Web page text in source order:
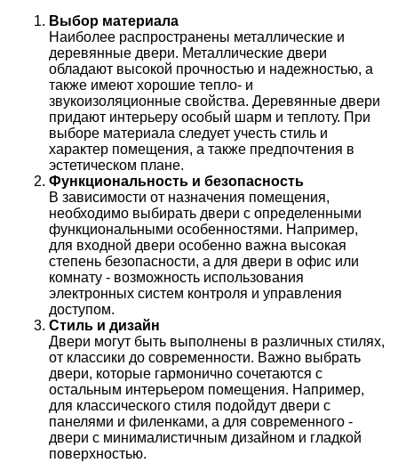
Выбор материала
Наиболее распространены металлические и
деревянные двери. Металлические двери
обладают высокой прочностью и надежностью, а
также имеют хорошие тепло- и
звукоизоляционные свойства. Деревянные двери
придают интерьеру особый шарм и теплоту. При
выборе материала следует учесть стиль и
характер помещения, а также предпочтения в
эстетическом плане.
Функциональность и безопасность
В зависимости от назначения помещения,
необходимо выбирать двери с определенными
функциональными особенностями. Например,
для входной двери особенно важна высокая
степень безопасности, а для двери в офис или
комнату - возможность использования
электронных систем контроля и управления
доступом.
Стиль и дизайн
Двери могут быть выполнены в различных стилях,
от классики до современности. Важно выбрать
двери, которые гармонично сочетаются с
остальным интерьером помещения. Например,
для классического стиля подойдут двери с
панелями и филенками, а для современного -
двери с минималистичным дизайном и гладкой
поверхностью.